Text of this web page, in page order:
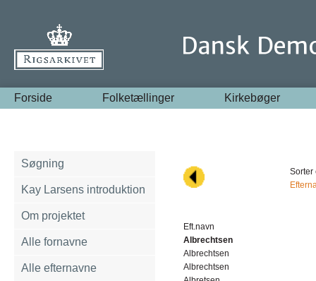
Forside Folketællinger Kirkebøger
Søgning
Kay Larsens introduktion
Om projektet
Alle fornavne
Alle efternavne
Sorter
Eft.navn
Albrechtsen
Albrechtsen
Albrechtsen